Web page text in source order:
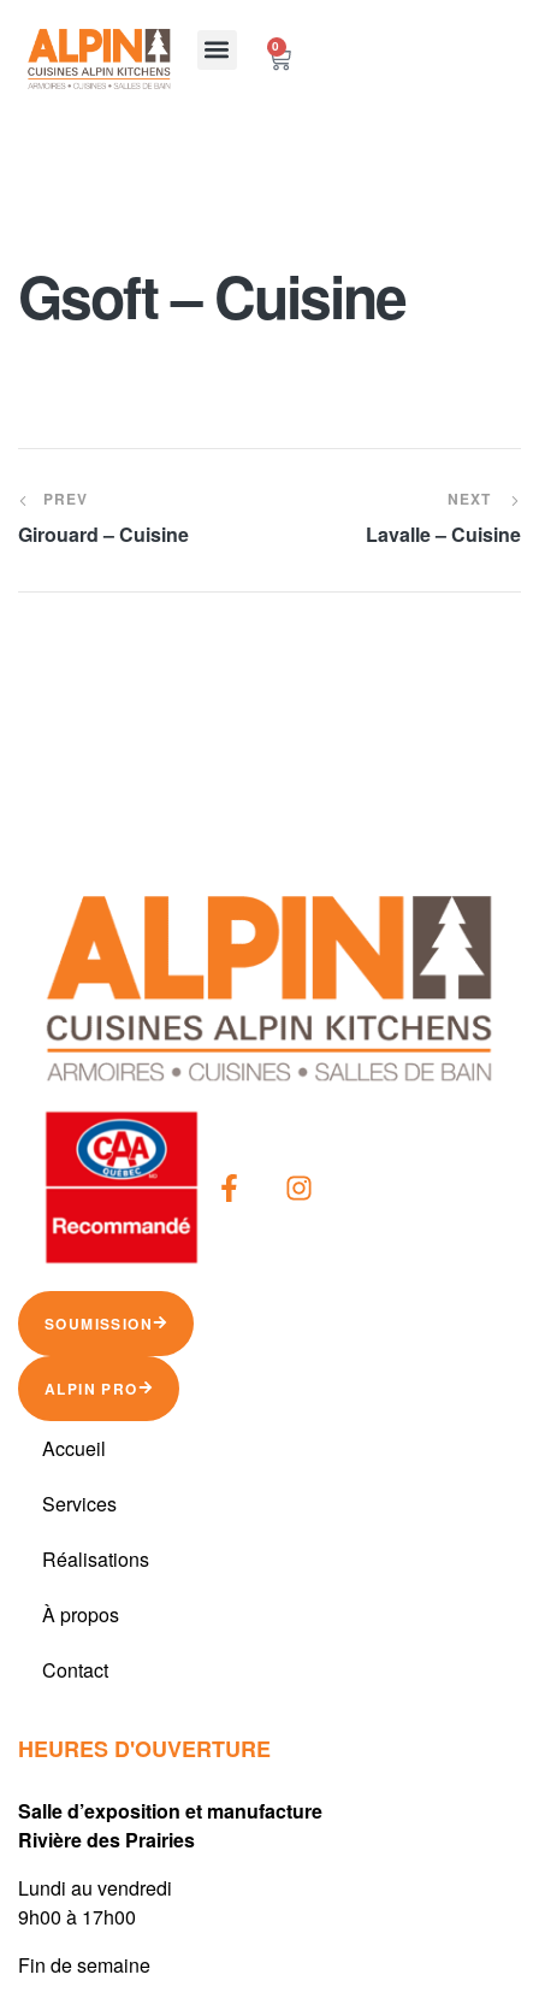
0
Gsoft – Cuisine
PREV
Girouard – Cuisine
NEXT
Lavalle – Cuisine
SOUMISSION
ALPIN PRO
Accueil
Services
Réalisations
À propos
Contact
HEURES D'OUVERTURE
Salle d’exposition et manufacture
Rivière des Prairies
Lundi au vendredi
9h00 à 17h00
Fin de semaine